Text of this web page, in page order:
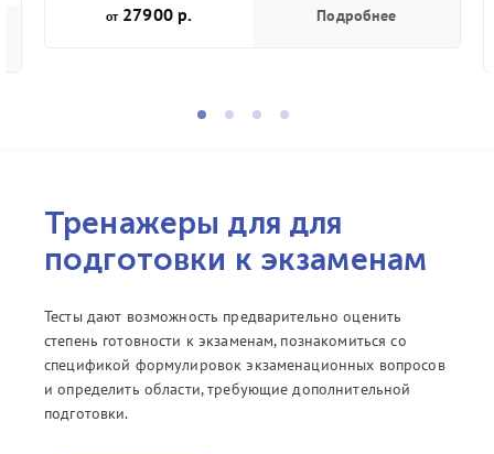
от 27900 р. Подробнее
Тренажеры для для
подготовки к экзаменам
Тесты дают возможность предварительно оценить
степень готовности к экзаменам, познакомиться со
спецификой формулировок экзаменационных вопросов
и определить области, требующие дополнительной
подготовки.